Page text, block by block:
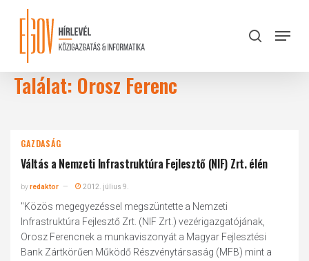
content
search
Menu
Találat: Orosz Ferenc
GAZDASÁG
Váltás a Nemzeti Infrastruktúra Fejlesztő (NIF) Zrt. élén
byredaktor 2012. július 9.
"Közös megegyezéssel megszüntette a Nemzeti
Infrastruktúra Fejlesztő Zrt. (NIF Zrt.) vezérigazgatójának,
Orosz Ferencnek a munkaviszonyát a Magyar Fejlesztési
Bank Zártkörűen Működő Részvénytársaság (MFB) mint a
Close